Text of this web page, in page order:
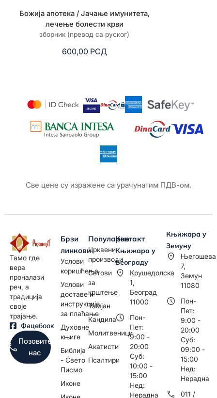
Божија апотека / Јачање имунитета,
лечење болести крви
зборник (превод са руског)
600,00 РСД
Све цене су изражене са урачунатим ПДВ-ом.
Тамо где
вера
проналази
реч, а
традиција
своје
трајање.
Фацебоок
Позовите
нас
Брзи
линкови
Услови
коришћења
Услови
доставе и
инструкције
за плаћање
Духовне
књиге
Библија
- Свето
Писмо
Иконе
Популарно
Црквени
производи
Сетови
за
крштење
Тамјан
Кандила
Молитвеници
Акатисти
Псалтири
Контакт
Књижара у
Београду
Крушедолска
1,
Београд
11000
Пон-
Пет:
9:00 -
20:00
Суб:
10:00 -
15:00
Нед:
Нерадна
Књижара у
Земуну
Његошева
7,
Земун
11080
Пон-
Пет:
9:00 -
20:00
Суб:
09:00 -
15:00
Нед:
Нерадна
011 /